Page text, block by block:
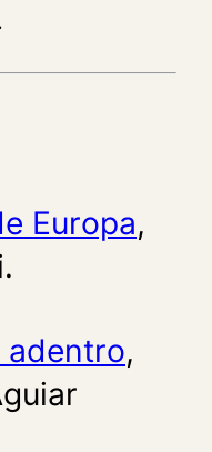
Europa,
adentro,